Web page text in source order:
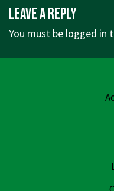
Leave a Reply
You must be logged in